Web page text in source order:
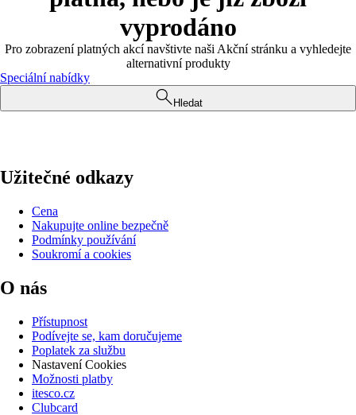
vyprodáno
Pro zobrazení platných akcí navštivte naši Akční stránku a vyhledejte
alternativní produkty
Speciální nabídky
Hledat
Užitečné odkazy
Cena
Nakupujte online bezpečně
Podmínky používání
Soukromí a cookies
O nás
Přístupnost
Podívejte se, kam doručujeme
Poplatek za službu
Nastavení Cookies
Možnosti platby
itesco.cz
Clubcard